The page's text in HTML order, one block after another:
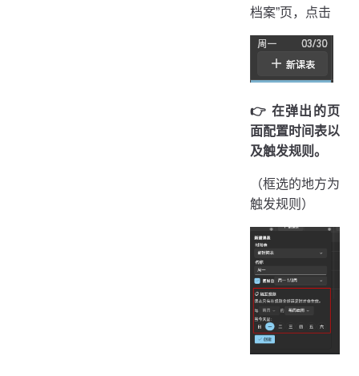
档案”页，点击
👉️ 在弹出的页
面配置时间表以
及触发规则。
（框选的地方为
触发规则）